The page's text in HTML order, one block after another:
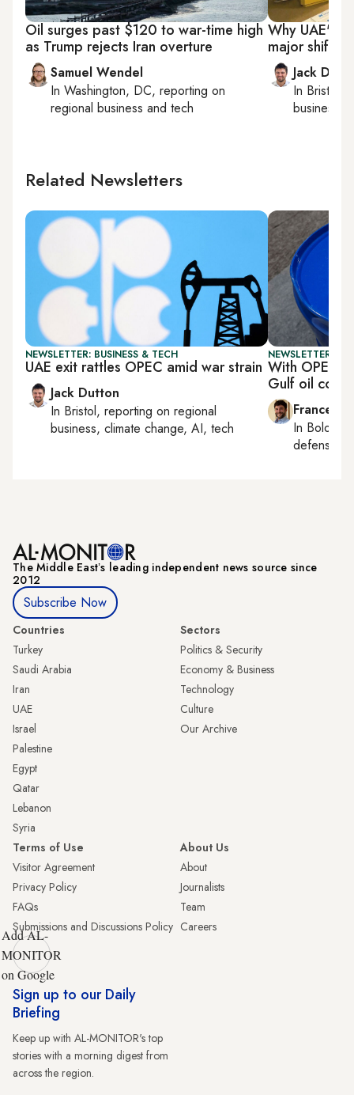
Oil surges past $120 to war-time high
as Trump rejects Iran overture
Samuel Wendel
In Washington, DC, reporting on
regional business and tech
Why UAE's
major shift
Jack
In Bristol
business,
Related Newsletters
NEWSLETTER: BUSINESS & TECH
UAE exit rattles OPEC amid war strain
Jack Dutton
In Bristol, reporting on regional
business, climate change, AI, tech
NEWSLETTER:
With OPEC
Gulf oil
In Bologna
defense,
The Middle Eastʼs leading independent news source since
2012
Subscribe Now
Countries
Turkey
Saudi Arabia
Iran
UAE
Israel
Palestine
Egypt
Qatar
Lebanon
Syria
Sectors
Politics & Security
Economy & Business
Technology
Culture
Our Archive
Terms of Use
Visitor Agreement
Privacy Policy
FAQs
Submissions and Discussions Policy
About Us
About
Journalists
Team
Careers
Add AL-
MONITOR
on Google
Sign up to our Daily
Briefing
Keep up with AL-MONITOR's top
stories with a morning digest from
across the region.